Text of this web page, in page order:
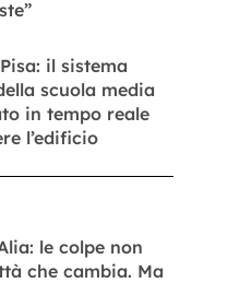
il sistema
scuola media
in tempo reale
l’edificio
le colpe non
che cambia. Ma